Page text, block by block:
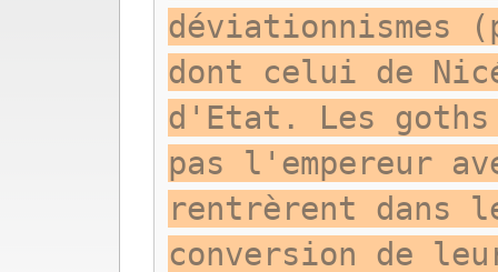
déviationnismes
dont celui de
d'Etat. Les
pas l'empereur
rentrèrent dans
conversion de